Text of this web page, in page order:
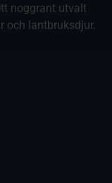
noggrant utvalt
och lantbruksdjur.